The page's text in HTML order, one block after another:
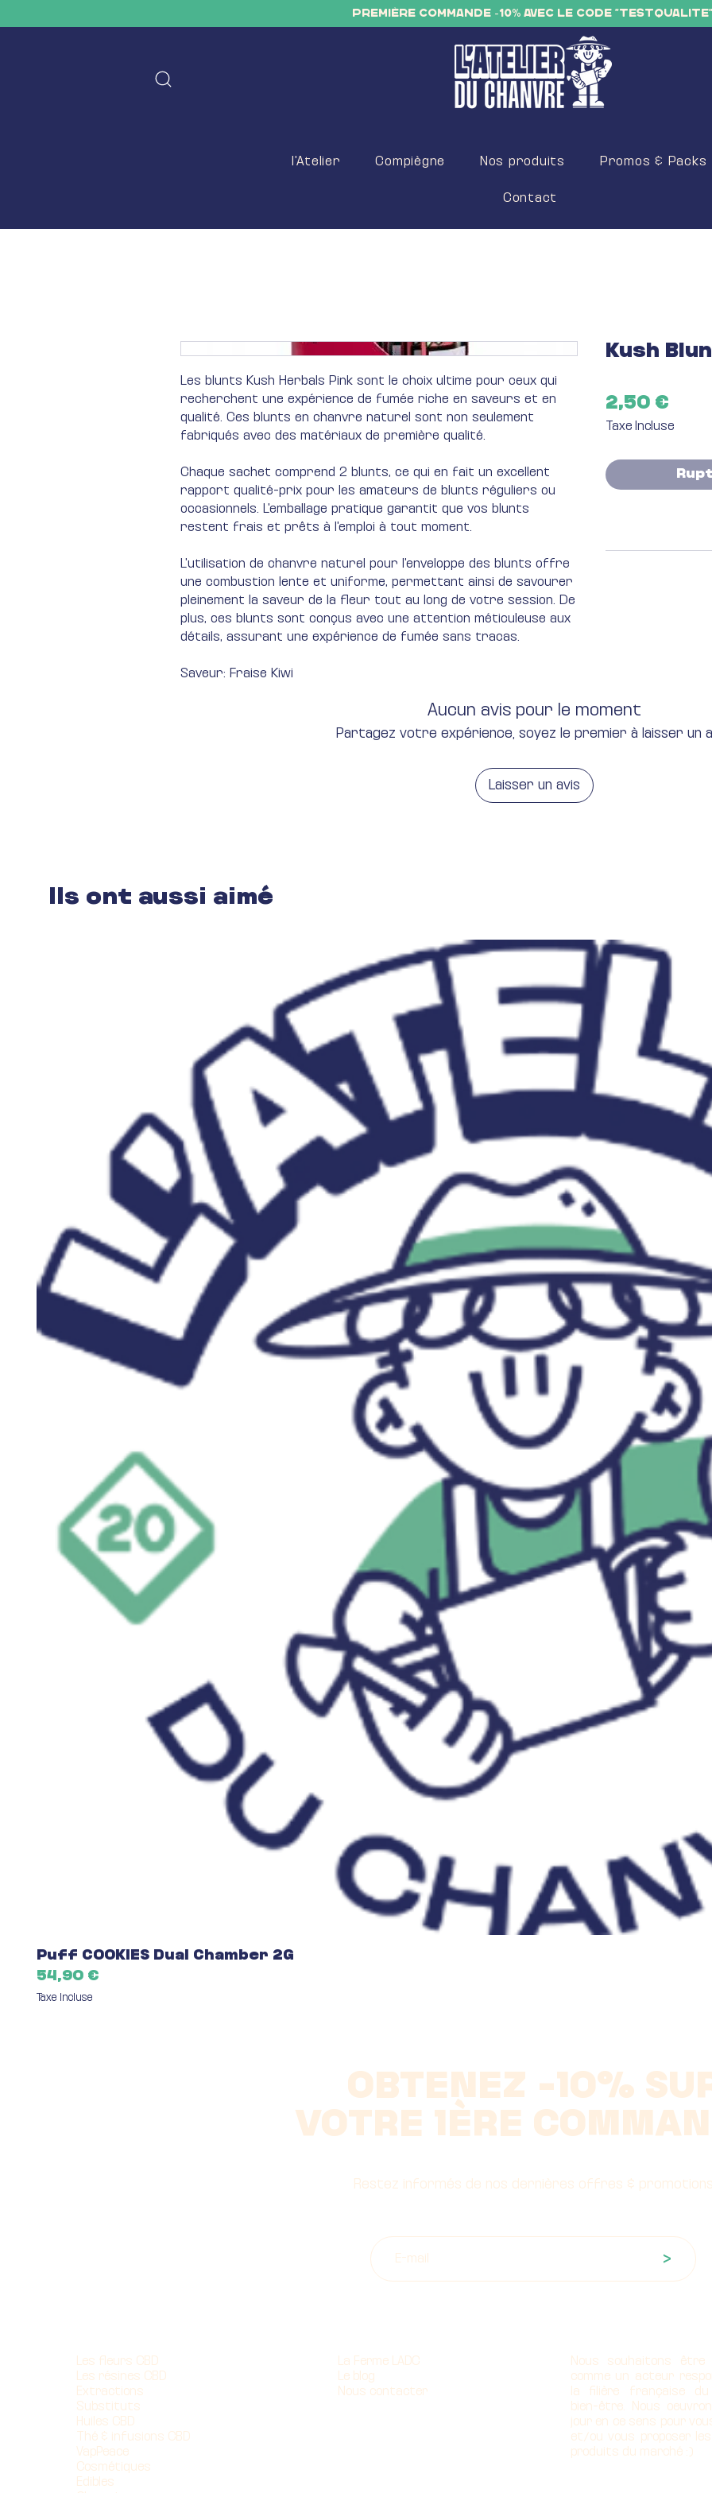
PREMIÈRE COMMANDE -10% AVEC LE CODE "TESTQUALITE"
l'Atelier Compiègne Nos produits Promos & Packs
Contact
Les blunts Kush Herbals Pink sont le choix ultime pour ceux qui
recherchent une expérience de fumée riche en saveurs et en
qualité. Ces blunts en chanvre naturel sont non seulement
fabriqués avec des matériaux de première qualité.
Chaque sachet comprend 2 blunts, ce qui en fait un excellent
rapport qualité-prix pour les amateurs de blunts réguliers ou
occasionnels. L'emballage pratique garantit que vos blunts
restent frais et prêts à l'emploi à tout moment.
L'utilisation de chanvre naturel pour l'enveloppe des blunts offre
une combustion lente et uniforme, permettant ainsi de savourer
pleinement la saveur de la fleur tout au long de votre session. De
plus, ces blunts sont conçus avec une attention méticuleuse aux
détails, assurant une expérience de fumée sans tracas.
Saveur: Fraise Kiwi
Kush
2,50 €
Taxe Incluse
Aucun avis pour le moment
Partagez votre expérience, soyez le premier à laisser un
Laisser un avis
Ils ont aussi aimé
Puff COOKIES Dual Chamber 2G
Prix
54,90 €
Taxe Incluse
OBTENEZ -10%
VOTRE 1ÈRE
Restez informés de nos dernières offres &
>
Les fleurs CBD
Les résines CBD
Extractions
Substituts
Huiles CBD
Thé & infusions CBD
VapPeace
Cosmétiques
Edibles
La Ferme LADC
Le blog
Nous contacter
Nous souhaitons être
comme un acteur
la filière française du
bien-être. Nous
jour en ce sens pour
et/ou vous proposer
produits du marché :)